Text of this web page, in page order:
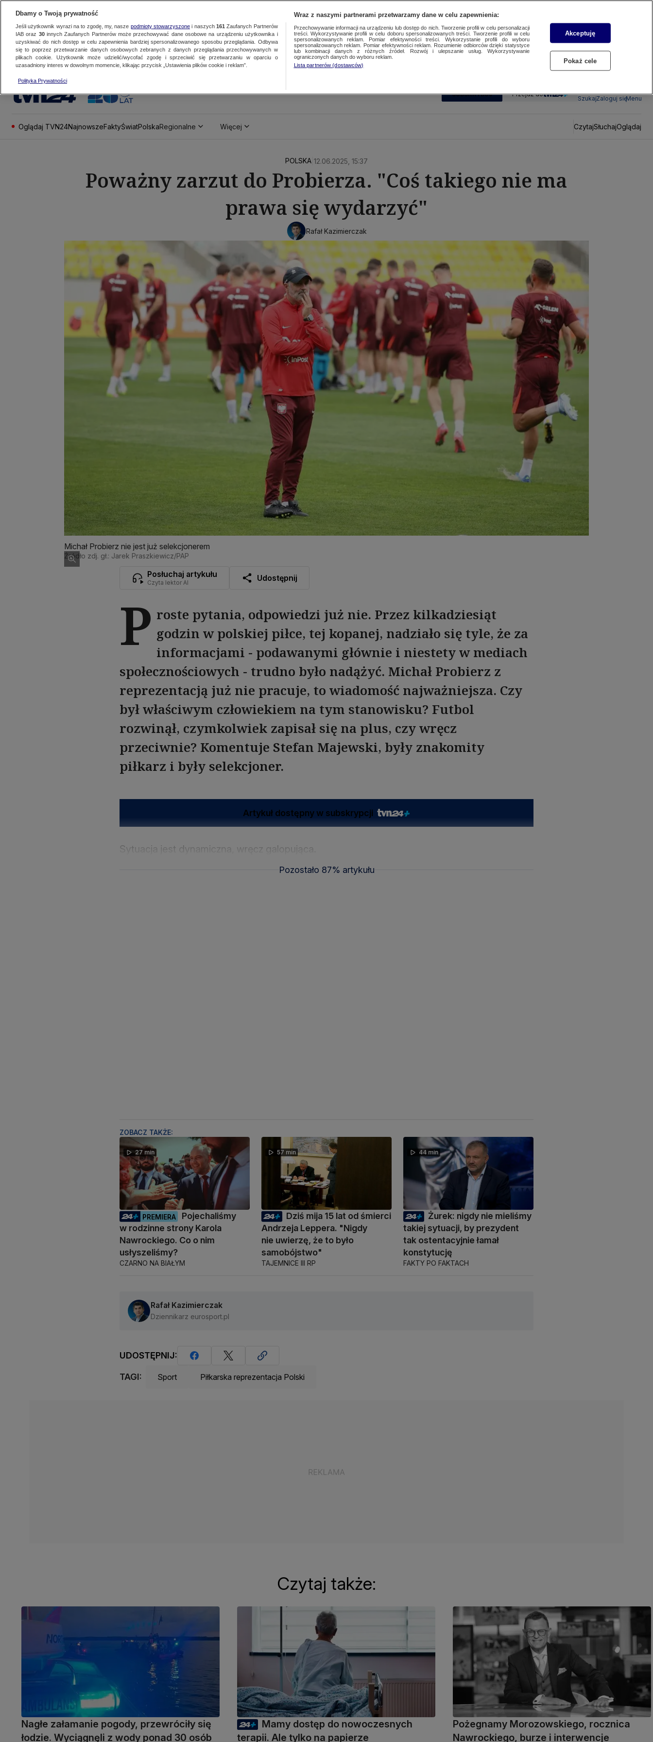
SUBSKRYBUJ Przejdź do
SzukajZaloguj sięMenu
Oglądaj TVN24NajnowszeFaktyŚwiatPolskaRegionalne Więcej CzytajSłuchajOglądaj
POLSKA 12.06.2025, 15:37
Poważny zarzut do Probierza. "Coś takiego nie ma
prawa się wydarzyć"
Rafał Kazimierczak
Michał Probierz nie jest już selekcjonerem
Źródło zdj. gł.: Jarek Praszkiewicz/PAP
Posłuchaj artykułu
Czyta lektor AI Udostępnij
P roste pytania, odpowiedzi już nie. Przez kilkadziesiąt
godzin w polskiej piłce, tej kopanej, nadziało się tyle, że za
informacjami - podawanymi głównie i niestety w mediach
społecznościowych - trudno było nadążyć. Michał Probierz z
reprezentacją już nie pracuje, to wiadomość najważniejsza. Czy
był właściwym człowiekiem na tym stanowisku? Futbol
rozwinął, czymkolwiek zapisał się na plus, czy wręcz
przeciwnie? Komentuje Stefan Majewski, były znakomity
piłkarz i były selekcjoner.
Artykuł dostępny w subskrypcji
Sytuacja jest dynamiczna, wręcz galopująca.
Pozostało 87% artykułu
ZOBACZ TAKŻE:
27 min
PREMIERA
Pojechaliśmy
w rodzinne strony Karola
Nawrockiego. Co o nim
usłyszeliśmy?
CZARNO NA BIAŁYM
57 min
Dziś mija 15 lat od śmierci
Andrzeja Leppera. "Nigdy
nie uwierzę, że to było
samobójstwo"
TAJEMNICE III RP
44 min
Żurek: nigdy nie mieliśmy
takiej sytuacji, by prezydent
tak ostentacyjnie łamał
konstytucję
FAKTY PO FAKTACH
Rafał Kazimierczak
Dziennikarz eurosport.pl
UDOSTĘPNIJ:
TAGI: Sport Piłkarska reprezentacja Polski
Czytaj także:
Nagłe załamanie pogody, przewróciły się
łodzie. Wyciągnęli z wody ponad 30 osób
Mamy dostęp do nowoczesnych
terapii. Ale tylko na papierze
Pożegnamy Morozowskiego, rocznica
Nawrockiego, burze i interwencje
Dbamy o Twoją prywatność
Jeśli użytkownik wyrazi na to zgodę, my, nasze podmioty stowarzyszonei naszych 161 Zaufanych Partnerów
IAB oraz 30innych Zaufanych Partnerów może przechowywać dane osobowe na urządzeniu użytkownika i
uzyskiwać do nich dostęp w celu zapewnienia bardziej spersonalizowanego sposobu przeglądania. Odbywa
się to poprzez przetwarzanie danych osobowych zebranych z danych przeglądania przechowywanych w
plikach cookie. Użytkownik może udzielić/wycofać zgodę i sprzeciwić się przetwarzaniu w oparciu o
uzasadniony interes w dowolnym momencie, klikając przycisk „Ustawienia plików cookie i reklam”.
Polityka Prywatności
Wraz z naszymi partnerami przetwarzamy dane w celu zapewnienia:
Przechowywanie informacji na urządzeniu lub dostęp do nich. Tworzenie profili w celu personalizacji
treści. Wykorzystywanie profili w celu doboru spersonalizowanych treści. Tworzenie profili w celu
spersonalizowanych reklam. Pomiar efektywności treści. Wykorzystanie profili do wyboru
spersonalizowanych reklam. Pomiar efektywności reklam. Rozumienie odbiorców dzięki statystyce
lub kombinacji danych z różnych źródeł. Rozwój i ulepszanie usług. Wykorzystywanie
ograniczonych danych do wyboru reklam.
Lista partnerów (dostawców)
Akceptuję
Pokaż cele